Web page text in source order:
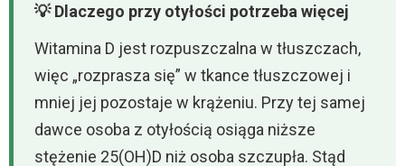
💡 Dlaczego przy otyłości potrzeba więcej
Witamina D jest rozpuszczalna w tłuszczach,
więc „rozprasza się” w tkance tłuszczowej i
mniej jej pozostaje w krążeniu. Przy tej samej
dawce osoba z otyłością osiąga niższe
stężenie 25(OH)D niż osoba szczupła. Stąd